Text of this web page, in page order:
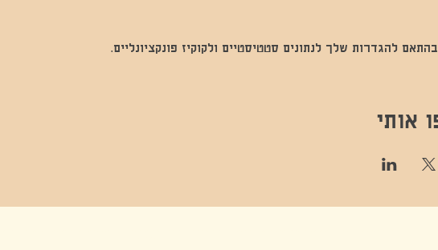
להגדרות שלך לנתונים סטטיסטיים ולקוקיז פונקציונליים.
אותי